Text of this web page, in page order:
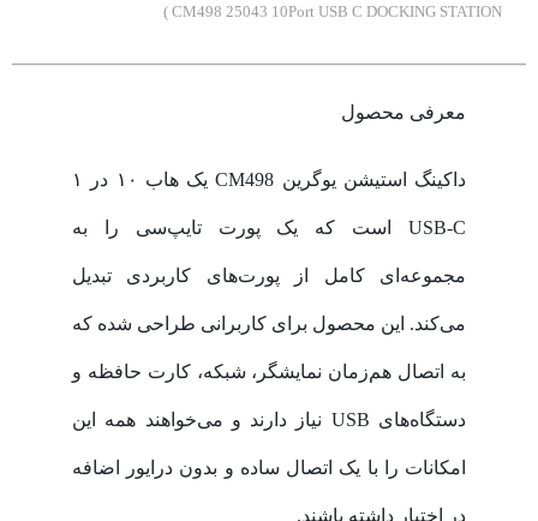
CM498 25043 10Port USB C DOCKING STATION )
معرفی محصول
داکینگ استیشن یوگرین CM498 یک هاب ۱۰ در ۱
USB-C است که یک پورت تایپ‌سی را به
مجموعه‌ای کامل از پورت‌های کاربردی تبدیل
می‌کند. این محصول برای کاربرانی طراحی شده که
به اتصال هم‌زمان نمایشگر، شبکه، کارت حافظه و
دستگاه‌های USB نیاز دارند و می‌خواهند همه این
امکانات را با یک اتصال ساده و بدون درایور اضافه
در اختیار داشته باشند.